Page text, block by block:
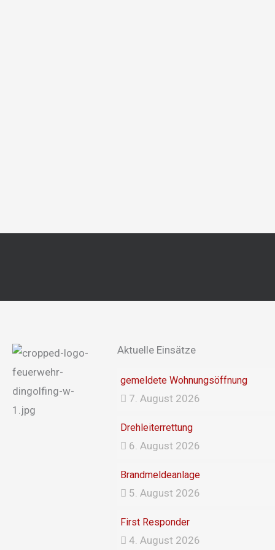
Aktuelle Einsätze
gemeldete Wohnungsöffnung
7. August 2026
Drehleiterrettung
6. August 2026
Brandmeldeanlage
5. August 2026
First Responder
4. August 2026